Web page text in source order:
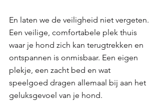
En laten we de veiligheid niet vergeten.
Een veilige, comfortabele plek thuis
waar je hond zich kan terugtrekken en
ontspannen is onmisbaar. Een eigen
plekje, een zacht bed en wat
speelgoed dragen allemaal bij aan het
geluksgevoel van je hond.